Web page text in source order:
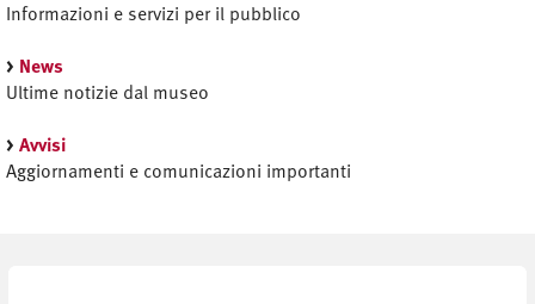
Informazioni e servizi per il pubblico
> News
Ultime notizie dal museo
> Avvisi
Aggiornamenti e comunicazioni importanti